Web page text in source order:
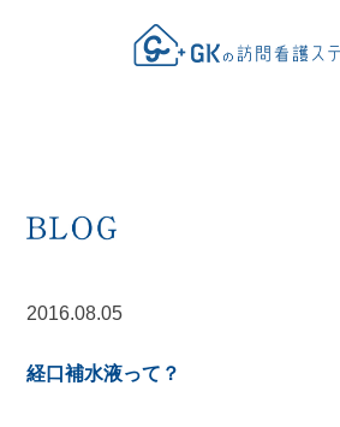
2016.08.05
経口補水液って？